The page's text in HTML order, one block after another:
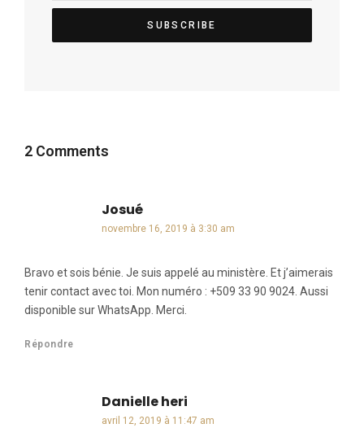
2 Comments
Josuédit :
novembre 16, 2019 à 3:30 am
Bravo et sois bénie. Je suis appelé au ministère. Et j’aimerais
tenir contact avec toi. Mon numéro : +509 33 90 9024. Aussi
disponible sur WhatsApp. Merci.
Répondre
Danielle heri
avril 12, 2019 à 11:47 am